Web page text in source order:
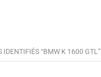
IDENTIFIÉS “BMW K 1600 GTL”